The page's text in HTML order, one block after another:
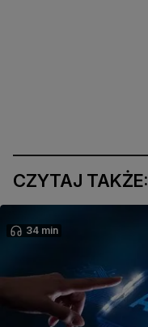
CZYTAJ TAKŻE:
34 min